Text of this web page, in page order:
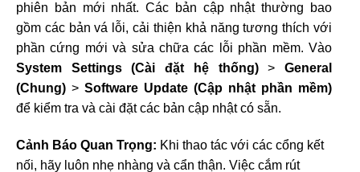
phiên bản mới nhất. Các bản cập nhật thường bao
gồm các bản vá lỗi, cải thiện khả năng tương thích với
phần cứng mới và sửa chữa các lỗi phần mềm. Vào
System Settings (Cài đặt hệ thống)>General
(Chung) > Software Update (Cập nhật phần mềm)
để kiểm tra và cài đặt các bản cập nhật có sẵn.
Cảnh Báo Quan Trọng: Khi thao tác với các cổng kết
nối, hãy luôn nhẹ nhàng và cẩn thận. Việc cắm rút